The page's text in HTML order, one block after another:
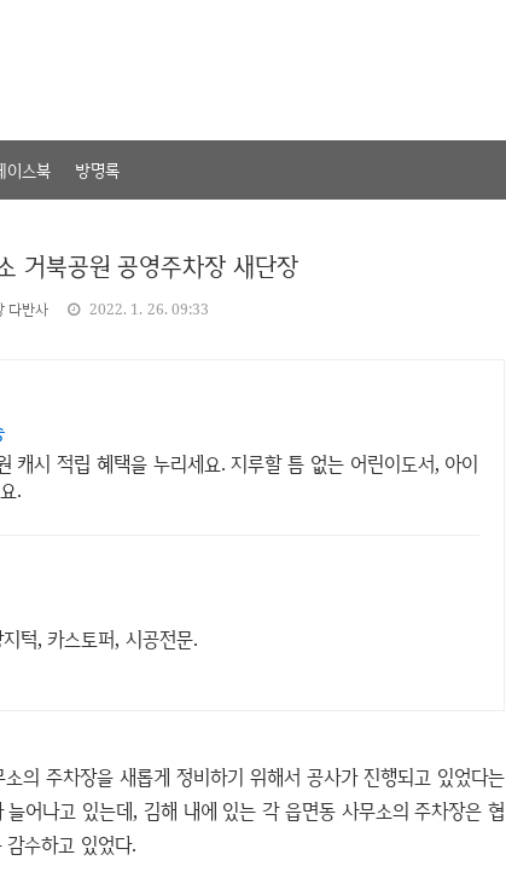
이스북 방명록
거북공원 공영주차장 새단장
다반사 2022. 1. 26. 09:33
캐시 적립 혜택을 누리세요. 지루할 틈 없는 어린이도서, 아이
.
턱, 카스토퍼, 시공전문.
의 주차장을 새롭게 정비하기 위해서 공사가 진행되고 있었다는
어나고 있는데, 김해 내에 있는 각 읍면동 사무소의 주차장은 협
수하고 있었다.